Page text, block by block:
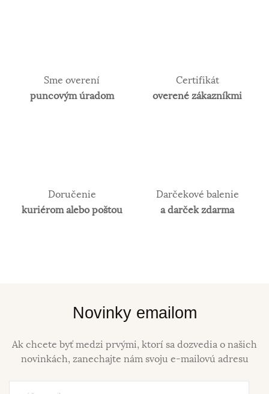
Sme overení
puncovým úradom
Certifikát
overené zákazníkmi
Doručenie
kuriérom alebo poštou
Darčekové balenie
a darček zdarma
Novinky emailom
Ak chcete byť medzi prvými, ktorí sa dozvedia o našich
novinkách, zanechajte nám svoju e-mailovú adresu